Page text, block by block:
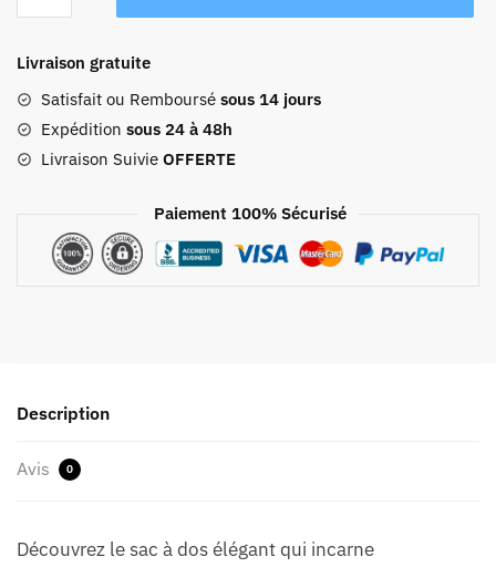
Sac
Dos
Ordinateur
Femme
Élégant
Livraison gratuite
Satisfait ou Remboursé sous 14 jours
Expédition sous 24 à 48h
Livraison Suivie OFFERTE
Paiement 100% Sécurisé
Description
Avis 0
Découvrez le sac à dos élégant qui incarne